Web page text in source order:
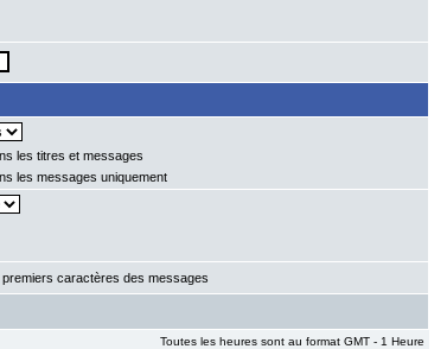
les titres et messages
les messages uniquement
premiers caractères des messages
Toutes les heures sont au format GMT - 1 Heure